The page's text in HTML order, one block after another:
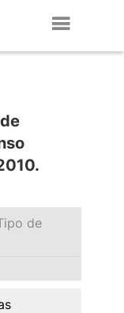
de